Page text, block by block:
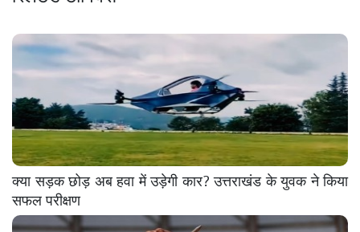
क्या सड़क छोड़ अब हवा में उड़ेगी कार? उत्तराखंड के युवक ने किया
सफल परीक्षण